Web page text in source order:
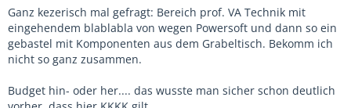
Ganz kezerisch mal gefragt: Bereich prof. VA Technik mit
eingehendem blablabla von wegen Powersoft und dann so ein
gebastel mit Komponenten aus dem Grabeltisch. Bekomm ich
nicht so ganz zusammen.
Budget hin- oder her.... das wusste man sicher schon deutlich